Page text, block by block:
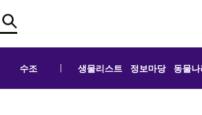
수조 생물리스트 정보마당 동물